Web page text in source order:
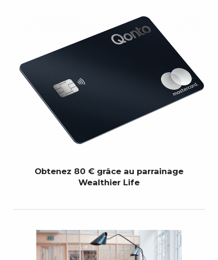
Obtenez 80 € grâce au parrainage
Wealthier Life